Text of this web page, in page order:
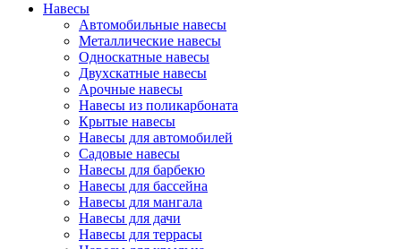
Навесы
Автомобильные навесы
Металлические навесы
Односкатные навесы
Двухскатные навесы
Арочные навесы
Навесы из поликарбоната
Крытые навесы
Навесы для автомобилей
Садовые навесы
Навесы для барбекю
Навесы для бассейна
Навесы для мангала
Навесы для дачи
Навесы для террасы